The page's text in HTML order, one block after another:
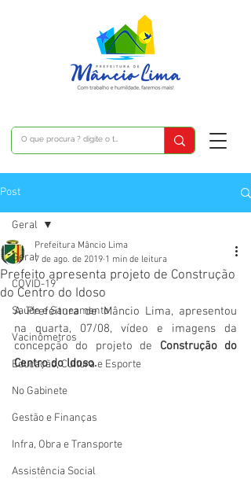
Post
Geral
COVID-19
Saúde e Saneamento
Vacinômetros
Educação, Cultura e Esporte
No Gabinete
Gestão e Finanças
Infra, Obra e Transporte
Assistência Social
Geral
Prefeito apresenta projeto de Construção
do Centro do Idoso
Prefeitura Mâncio Lima
7 de ago. de 2019 1 min de leitura
A Prefeitura de Mâncio Lima, apresentou
na quarta, 07/08, vídeo e imagens da
concepção do projeto de Construção do
Centro do Idoso.